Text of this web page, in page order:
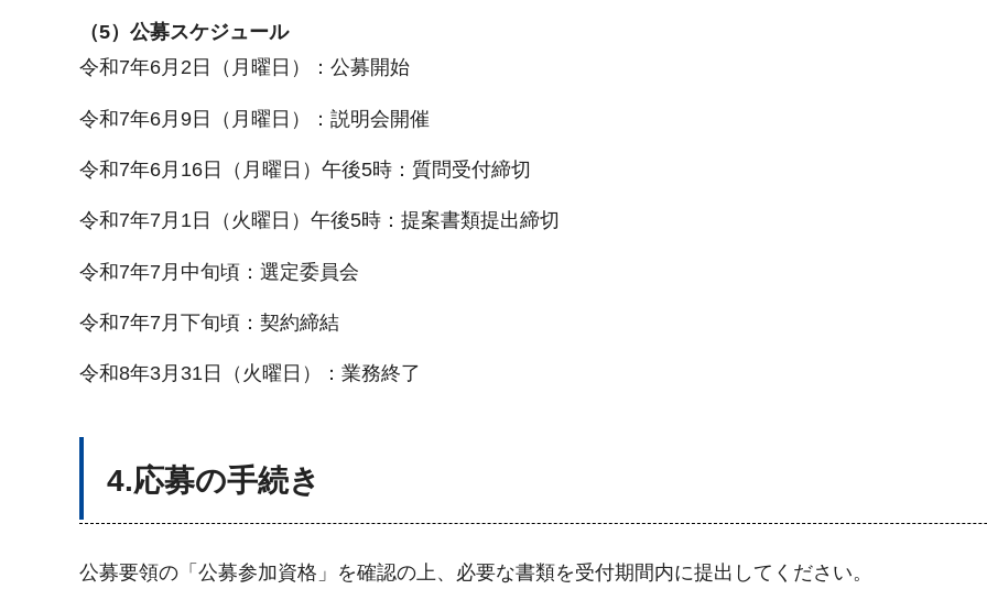
（5）公募スケジュール
令和7年6月2日（月曜日）：公募開始
令和7年6月9日（月曜日）：説明会開催
令和7年6月16日（月曜日）午後5時：質問受付締切
令和7年7月1日（火曜日）午後5時：提案書類提出締切
令和7年7月中旬頃：選定委員会
令和7年7月下旬頃：契約締結
令和8年3月31日（火曜日）：業務終了
4.応募の手続き
公募要領の「公募参加資格」を確認の上、必要な書類を受付期間内に提出してください。